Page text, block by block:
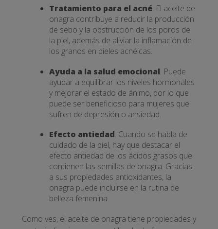
Tratamiento para el acné. El aceite de
onagra contribuye a reducir la producción
de sebo y la obstrucción de los poros de
la piel, además de aliviar la inflamación de
los granos en pieles acnéicas.
Ayuda a la salud emocional. Puede
ayudar a equilibrar los niveles hormonales
y mejorar el estado de ánimo, por lo que
puede ser beneficioso para mujeres que
sufren de depresión o ansiedad.
Efecto antiedad. Cuando se habla de
cuidado de la piel, hay que destacar el
efecto antiedad de los ácidos grasos que
contienen las semillas de onagra. Gracias
a sus propiedades antioxidantes, la
onagra puede incluirse en la rutina de
belleza femenina.
Como ves, el aceite de onagra tiene propiedades y